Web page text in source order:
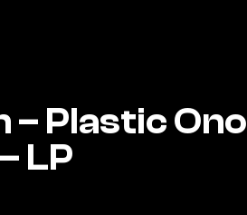
– Plastic Ono
LP